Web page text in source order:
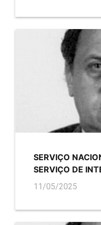
SERVIÇO
SERVIÇO DE
11/05/2025